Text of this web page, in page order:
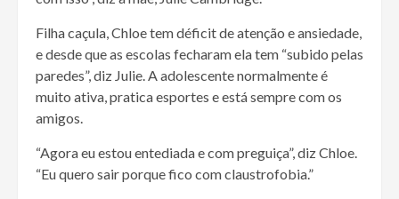
Filha caçula, Chloe tem déficit de atenção e ansiedade,
e desde que as escolas fecharam ela tem “subido pelas
paredes”, diz Julie. A adolescente normalmente é
muito ativa, pratica esportes e está sempre com os
amigos.
“Agora eu estou entediada e com preguiça”, diz Chloe.
“Eu quero sair porque fico com claustrofobia.”